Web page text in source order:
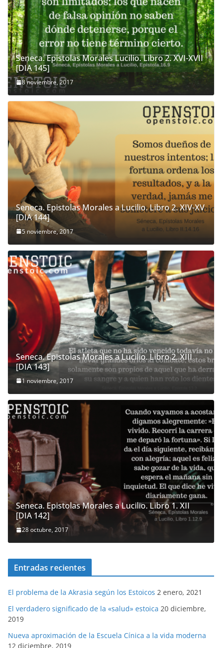
Seneca. Epistolas Morales Lucilio. Libro 2. XVI-XVII
[DIA 145]
8 noviembre, 2017
Seneca. Epistolas Morales a Lucilio. Libro 2. XIV-XV
[DIA 144]
5 noviembre, 2017
Seneca. Epistolas Morales a Lucilio. Libro 2. XIII
[DIA 143]
1 noviembre, 2017
Seneca. Epistolas Morales a Lucilio. Libro 1. XII
[DIA 142]
28 octubre, 2017
Entradas recientes
El problema de la Akrasia según los Estoicos 2 enero, 2021
El verdadero significado de la «salud» estoica 20 diciembre,
2019
Nueva aproximación de la Escuela Cínica a la vida moderna
12 diciembre, 2019